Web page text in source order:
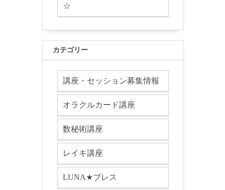
☆
カテゴリー
講座・セッション募集情報
オラクルカード講座
数秘術講座
レイキ講座
LUNA★ブレス